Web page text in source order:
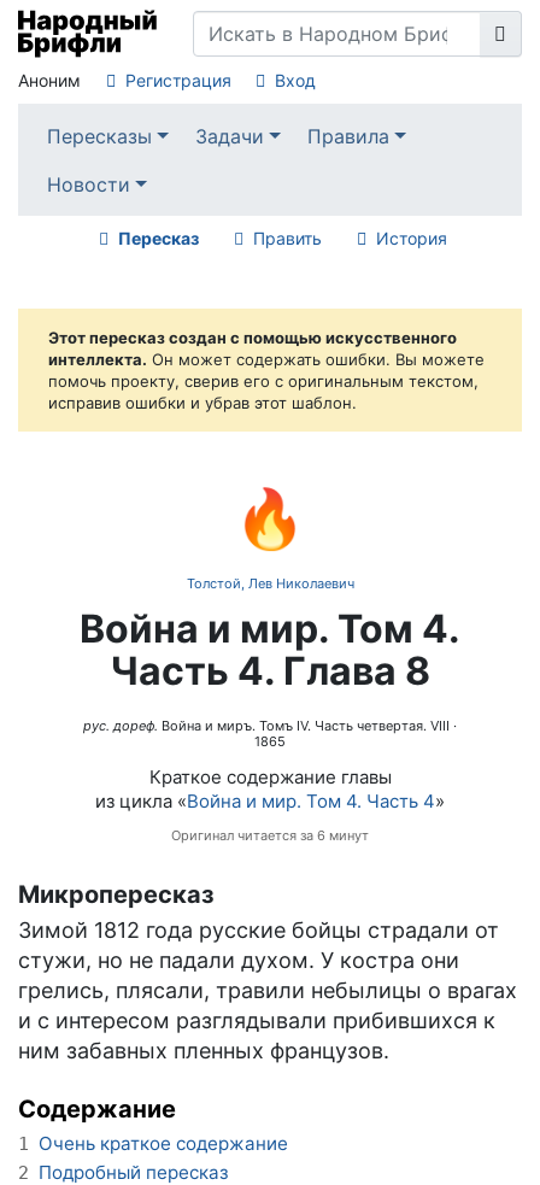
Аноним Регистрация Вход
Пересказы Задачи
Правила
Новости
Пересказ Править История
Этот пересказ создан с помощью искусственного
интеллекта. Он может содержать ошибки. Вы можете
помочь проекту, сверив его с оригинальным текстом,
исправив ошибки и убрав этот шаблон.
🔥
Толстой, Лев Николаевич
Война и мир. Том 4.
Часть 4. Глава 8
рус. дореф. Война и миръ. Томъ IV. Часть четвертая. VIII ·
1865
Краткое содержание главы
из цикла «Война и мир. Том 4. Часть 4»
Оригинал читается за 6 минут
Микропересказ
Зимой 1812 года русские бойцы страдали от
стужи, но не падали духом. У костра они
грелись, плясали, травили небылицы о врагах
и с интересом разглядывали прибившихся к
ним забавных пленных французов.
Содержание
1 Очень краткое содержание
2 Подробный пересказ